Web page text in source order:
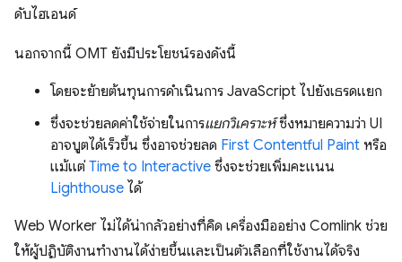
ดับไฮเอนด์
นอกจากนี้ OMT ยังมีประโยชน์รองดังนี้
โดยจะย้ายต้นทุนการดำเนินการ JavaScript ไปยังเธรดแยก
ซึ่งจะช่วยลดค่าใช้จ่ายในการแยกวิเคราะห์ซึ่งหมายความว่า UI
อาจบูตได้เร็วขึ้น ซึ่งอาจช่วยลด First Contentful Paint หรือ
แม้แต่ Time to Interactive ซึ่งจะช่วยเพิ่มคะแนน
Lighthouse ได้
Web Worker ไม่ได้น่ากลัวอย่างที่คิด เครื่องมืออย่าง Comlink ช่วย
ให้ผู้ปฏิบัติงานทำงานได้ง่ายขึ้นและเป็นตัวเลือกที่ใช้งานได้จริง